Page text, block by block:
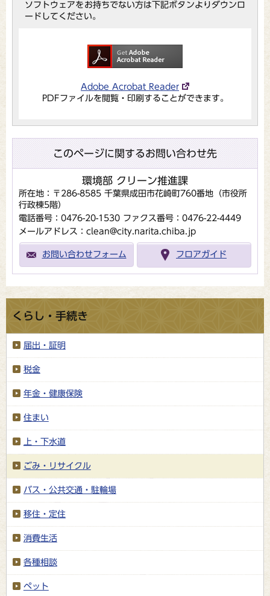
ソフトウェアをお持ちでない方は下記ボタンよりダウンロ
ードしてください。
Adobe Acrobat Reader
PDFファイルを閲覧・印刷することができます。
このページに関するお問い合わせ先
環境部 クリーン推進課
所在地：〒286-8585 千葉県成田市花崎町760番地（市役所
行政棟5階）
電話番号：0476-20-1530 ファクス番号：0476-22-4449
メールアドレス：clean@city.narita.chiba.jp
お問い合わせフォーム フロアガイド
くらし・手続き
届出・証明
税金
年金・健康保険
住まい
上・下水道
ごみ・リサイクル
バス・公共交通・駐輪場
移住・定住
消費生活
各種相談
ペット